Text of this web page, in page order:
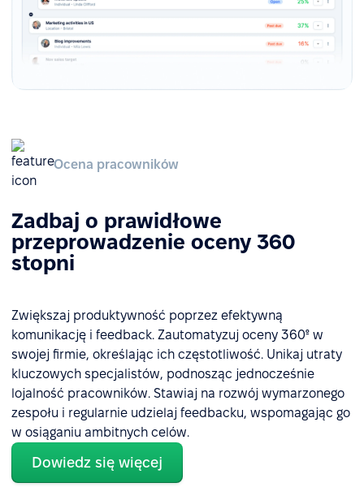
Ocena pracowników
Zadbaj o prawidłowe
przeprowadzenie oceny 360
stopni
Zwiększaj produktywność poprzez efektywną
komunikację i feedback. Zautomatyzuj oceny 360º w
swojej firmie, określając ich częstotliwość. Unikaj utraty
kluczowych specjalistów, podnosząc jednocześnie
lojalność pracowników. Stawiaj na rozwój wymarzonego
zespołu i regularnie udzielaj feedbacku, wspomagając go
w osiąganiu ambitnych celów.
Dowiedz się więcej